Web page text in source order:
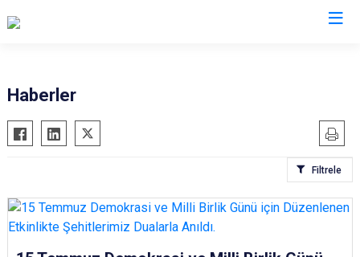
Acıpayam
Pamukkale
Baklan
Bekilli
Beyağaç
Honaz
Kale
Sarayköy
Haberler
Filtrele